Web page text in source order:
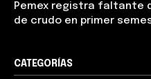
Pemex registra faltante
de crudo en primer
CATEGORÍAS